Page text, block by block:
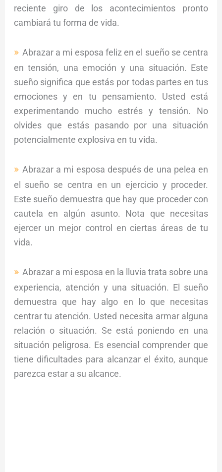
reciente giro de los acontecimientos pronto
cambiará tu forma de vida.
Abrazar a mi esposa feliz en el sueño se centra
en tensión, una emoción y una situación. Este
sueño significa que estás por todas partes en tus
emociones y en tu pensamiento. Usted está
experimentando mucho estrés y tensión. No
olvides que estás pasando por una situación
potencialmente explosiva en tu vida.
Abrazar a mi esposa después de una pelea en
el sueño se centra en un ejercicio y proceder.
Este sueño demuestra que hay que proceder con
cautela en algún asunto. Nota que necesitas
ejercer un mejor control en ciertas áreas de tu
vida.
Abrazar a mi esposa en la lluvia trata sobre una
experiencia, atención y una situación. El sueño
demuestra que hay algo en lo que necesitas
centrar tu atención. Usted necesita armar alguna
relación o situación. Se está poniendo en una
situación peligrosa. Es esencial comprender que
tiene dificultades para alcanzar el éxito, aunque
parezca estar a su alcance.